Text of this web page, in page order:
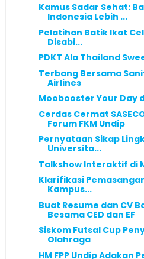
Kamus Sadar Sehat:
Indonesia Lebih ...
Pelatihan Batik Ikat
Disabi...
PDKT Ala Thailand
Terbang Bersama
Airlines
Moobooster Your Day
Cerdas Cermat
Forum FKM Undip
Pernyataan Sikap
Universita...
Talkshow Interaktif di
Klarifikasi
Kampus...
Buat Resume dan CV
Besama CED dan EF
Siskom Futsal Cup
Olahraga
HM FPP Undip Adakan